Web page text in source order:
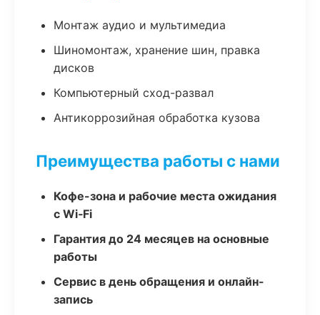
Монтаж аудио и мультимедиа
Шиномонтаж, хранение шин, правка
дисков
Компьютерный сход-развал
Антикоррозийная обработка кузова
Преимущества работы с нами
Кофе-зона и рабочие места ожидания
с Wi‑Fi
Гарантия до 24 месяцев на основные
работы
Сервис в день обращения и онлайн-
запись